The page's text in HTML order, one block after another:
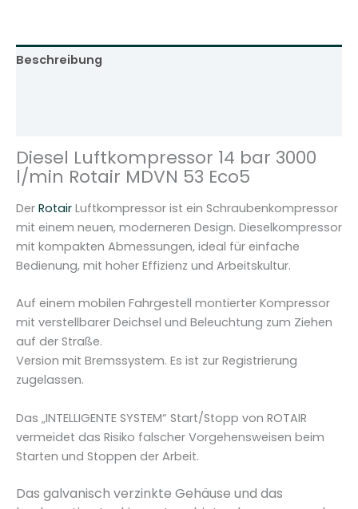
0
l
R
o
t
r
D
V
N
5
3
c
o
5
e
Beschreibung
Diesel Luftkompressor 14 bar 3000
l/min Rotair MDVN 53 Eco5
Der Rotair Luftkompressor ist ein Schraubenkompressor
mit einem neuen, moderneren Design. Dieselkompressor
mit kompakten Abmessungen, ideal für einfache
Bedienung, mit hoher Effizienz und Arbeitskultur.
Auf einem mobilen Fahrgestell montierter Kompressor
mit verstellbarer Deichsel und Beleuchtung zum Ziehen
auf der Straße.
Version mit Bremssystem. Es ist zur Registrierung
zugelassen.
Das „INTELLIGENTE SYSTEM“ Start/Stopp von ROTAIR
vermeidet das Risiko falscher Vorgehensweisen beim
Starten und Stoppen der Arbeit.
Das galvanisch verzinkte Gehäuse und das